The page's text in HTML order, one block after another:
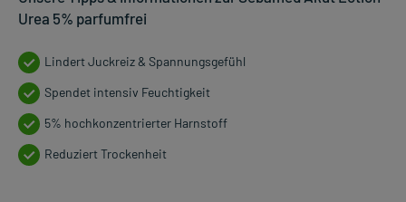
Urea 5% parfumfrei
Lindert Juckreiz & Spannungsgefühl
Spendet intensiv Feuchtigkeit
5% hochkonzentrierter Harnstoff
Reduziert Trockenheit